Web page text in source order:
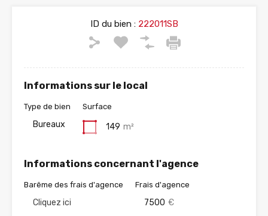
ID du bien :222011SB
Informations sur le local
Type de bien
Bureaux
Surface
149 m²
Informations concernant l'agence
Barême des frais d'agence
Cliquez ici
Frais d'agence
7500 €